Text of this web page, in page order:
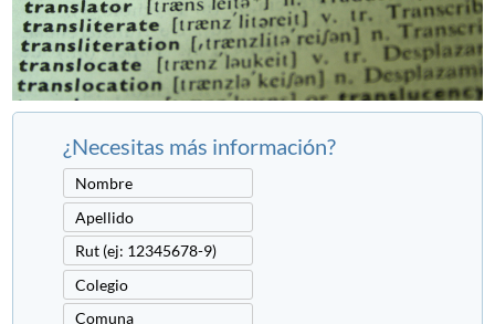
¿Necesitas más información?